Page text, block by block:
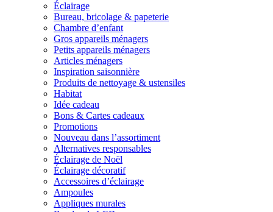
Éclairage
Bureau, bricolage & papeterie
Chambre d’enfant
Gros appareils ménagers
Petits appareils ménagers
Articles ménagers
Inspiration saisonnière
Produits de nettoyage & ustensiles
Habitat
Idée cadeau
Bons & Cartes cadeaux
Promotions
Nouveau dans l’assortiment
Alternatives responsables
Éclairage de Noël
Éclairage décoratif
Accessoires d’éclairage
Ampoules
Appliques murales